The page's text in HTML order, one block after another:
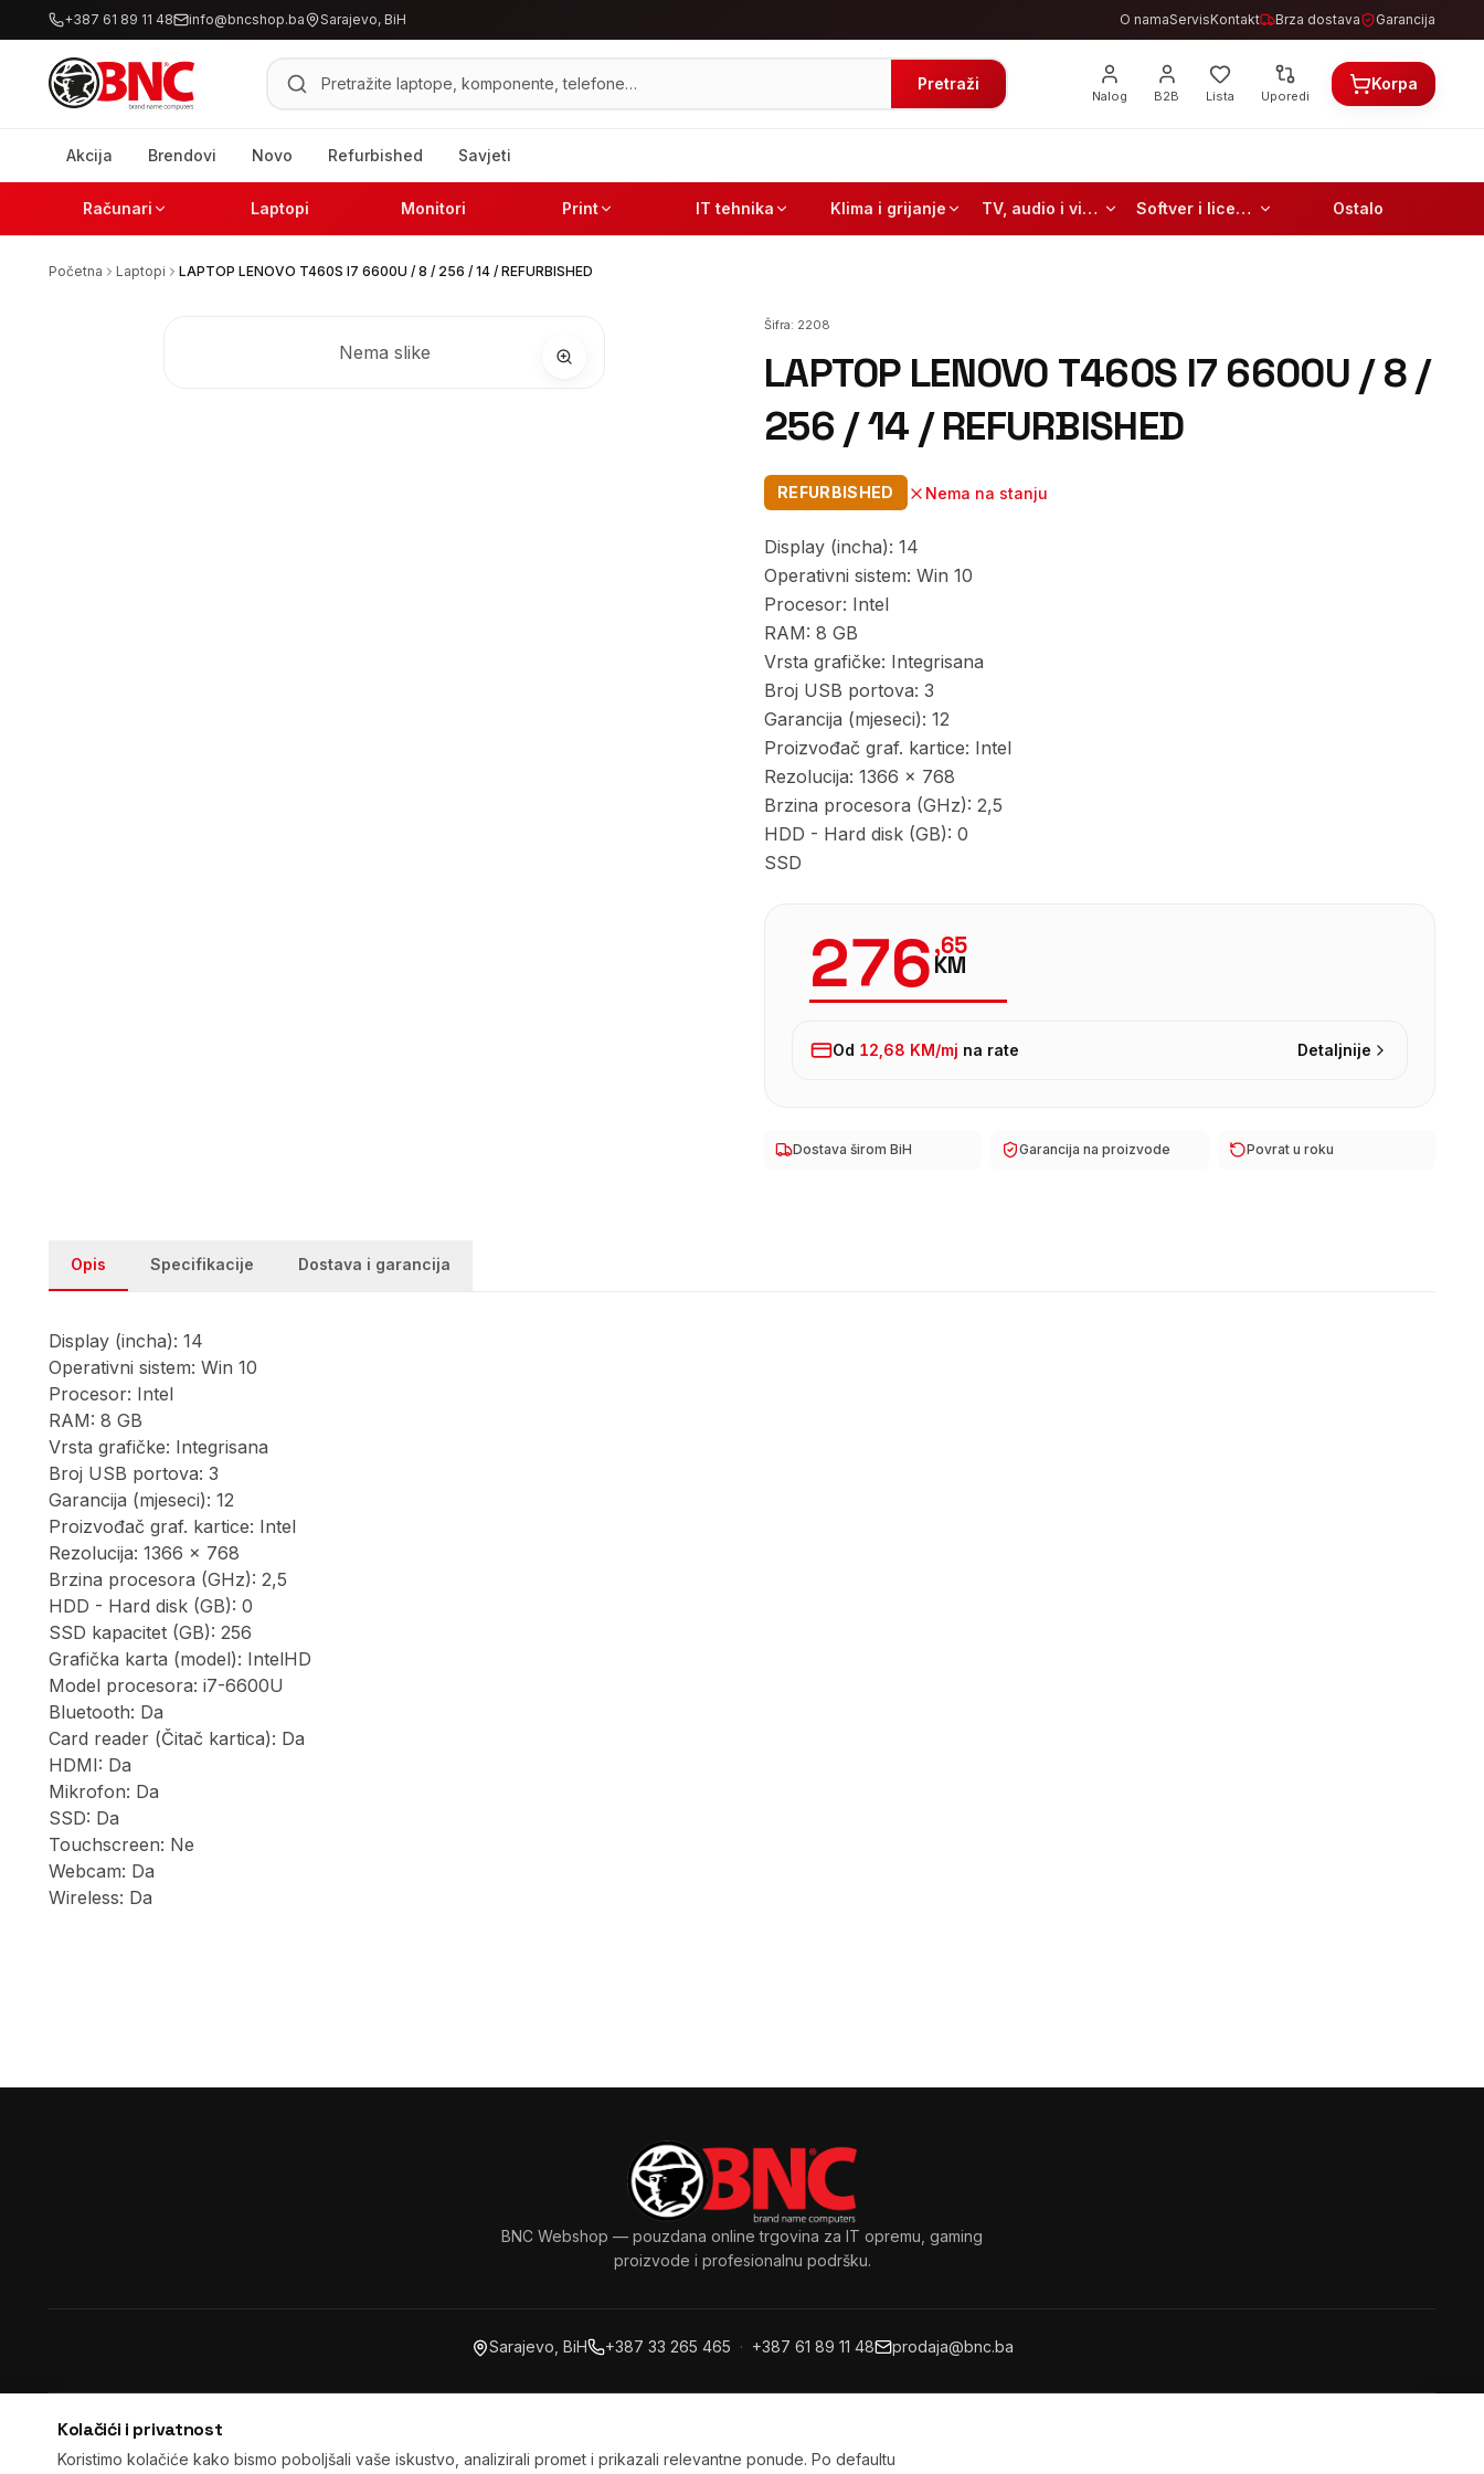
+387 61 89 11 48 info@bncshop.ba Sarajevo, BiH O namaServisKontakt Brza dostava Garancija
Pretraži proizvode
Pretraži
Nalog B2B Lista Uporedi
Korpa
Akcija Brendovi Novo Refurbished Savjeti
Računari Laptopi Monitori Print IT tehnika Klima i grijanje TV, audio i video Softver i licence Ostalo
Kolačići i privatnost
Koristimo kolačiće kako bismo poboljšali vaše iskustvo, analizirali promet i prikazali relevantne ponude. Po defaultu
Početna Laptopi LAPTOP LENOVO T460S I7 6600U / 8 / 256 / 14 / REFURBISHED
Nema slike
Šifra: 2208
LAPTOP LENOVO T460S I7 6600U / 8 /
256 / 14 / REFURBISHED
REFURBISHED Nema na stanju
Display (incha): 14
Operativni sistem: Win 10
Procesor: Intel
RAM: 8 GB
Vrsta grafičke: Integrisana
Broj USB portova: 3
Garancija (mjeseci): 12
Proizvođač graf. kartice: Intel
Rezolucija: 1366 x 768
Brzina procesora (GHz): 2,5
HDD - Hard disk (GB): 0
SSD
276,65
KM
Od 12,68 KM/mj na rate Detaljnije
Dostava širom BiH Garancija na proizvode Povrat u roku
Opis Specifikacije Dostava i garancija
Display (incha): 14
Operativni sistem: Win 10
Procesor: Intel
RAM: 8 GB
Vrsta grafičke: Integrisana
Broj USB portova: 3
Garancija (mjeseci): 12
Proizvođač graf. kartice: Intel
Rezolucija: 1366 x 768
Brzina procesora (GHz): 2,5
HDD - Hard disk (GB): 0
SSD kapacitet (GB): 256
Grafička karta (model): IntelHD
Model procesora: i7-6600U
Bluetooth: Da
Card reader (Čitač kartica): Da
HDMI: Da
Mikrofon: Da
SSD: Da
Touchscreen: Ne
Webcam: Da
Wireless: Da
BNC Webshop — pouzdana online trgovina za IT opremu, gaming
proizvode i profesionalnu podršku.
Sarajevo, BiH +387 33 265 465 · +387 61 89 11 48 prodaja@bnc.ba